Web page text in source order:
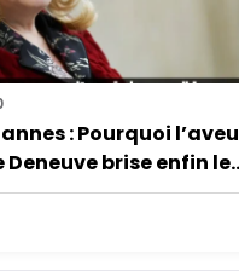
: Pourquoi l’aveu
brise enfin le